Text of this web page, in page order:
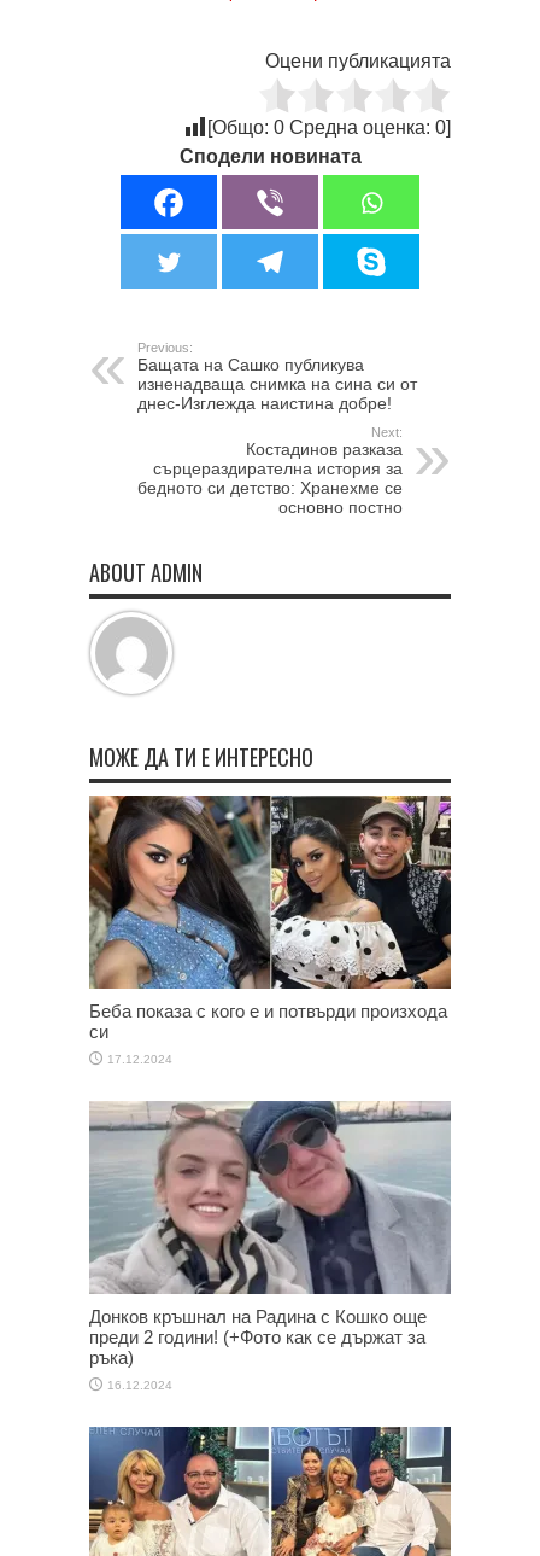
Оцени публикацията
[Общо: 0 Средна оценка: 0]
Сподели новината
Previous:
Бащата на Сашко публикува
изненадваща снимка на сина си от
днес-Изглежда наистина добре!
Next:
Костадинов разказа
сърцераздирателна история за
бедното си детство: Хранехме се
основно постно
ABOUT ADMIN
МОЖЕ ДА ТИ Е ИНТЕРЕСНО
Беба показа с кого е и потвърди произхода
си
17.12.2024
Донков кръшнал на Радина с Кошко още
преди 2 години! (+Фото как се държат за
ръка)
16.12.2024